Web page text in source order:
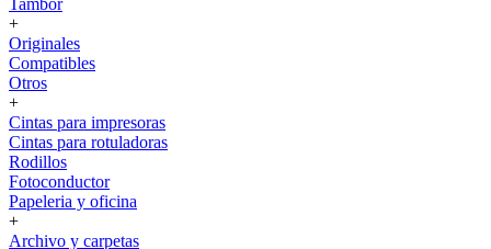
Tambor
+
Originales
Compatibles
Otros
+
Cintas para impresoras
Cintas para rotuladoras
Rodillos
Fotoconductor
Papeleria y oficina
+
Archivo y carpetas